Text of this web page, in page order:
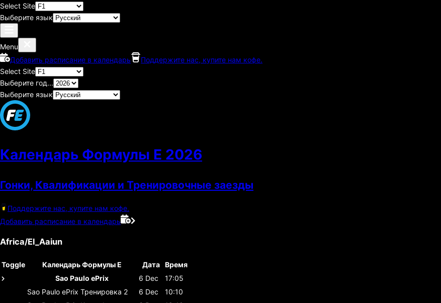
Select Site
Выберите язык
Menu
Добавить расписание в календарь
Поддержите нас, купите нам кофе.
Select Site
Выберите год...
Выберите язык
Календарь Формулы E 2026
Гонки, Квалификации и Тренировочные заезды
Поддержите нас, купите нам кофе.
Добавить расписание в календарь
Africa/El_Aaiun
Toggle Календарь Формулы E Дата
Время
Sao Paulo ePrix
6 Dec
17:05
Sao Paulo ePrix Тренировка 2 6 Dec
10:10